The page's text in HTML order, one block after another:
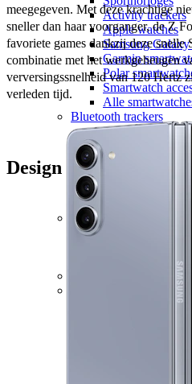
Activity trackers
Apple watches
Samsung
Garmin
Polar
Smartwatch
Alle
Bluetooth trackers
Bluetooth trackers
Samsung
Smart home
Alle smart home
meegegeven. Met deze krachtige
sneller dan haar voorganger, de Z
favoriete games dankzij deze snelle
combinatie met het werkgeheugen
verversingssnelheid van 120 Hertz
verleden tijd.
Design